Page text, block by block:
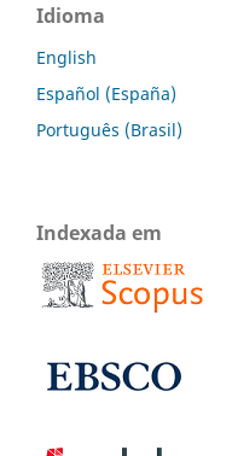
Idioma
English
Español (España)
Português (Brasil)
Indexada em